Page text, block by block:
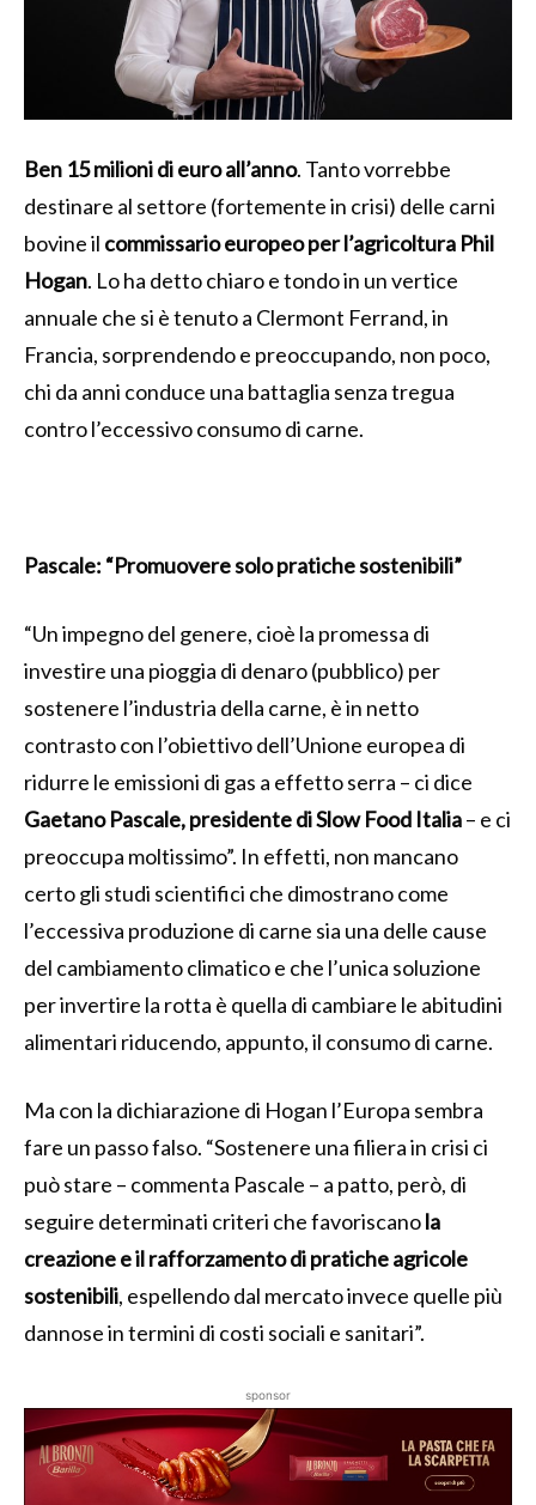
Ben 15 milioni di euro all’anno. Tanto vorrebbe
destinare al settore (fortemente in crisi) delle carni
bovine il commissario europeo per l’agricoltura Phil
Hogan. Lo ha detto chiaro e tondo in un vertice
annuale che si è tenuto a Clermont Ferrand, in
Francia, sorprendendo e preoccupando, non poco,
chi da anni conduce una battaglia senza tregua
contro l’eccessivo consumo di carne.
Pascale: “Promuovere solo pratiche sostenibili”
“Un impegno del genere, cioè la promessa di
investire una pioggia di denaro (pubblico) per
sostenere l’industria della carne, è in netto
contrasto con l’obiettivo dell’Unione europea di
ridurre le emissioni di gas a effetto serra – ci dice
Gaetano Pascale, presidente di Slow Food Italia– e ci
preoccupa moltissimo”. In effetti, non mancano
certo gli studi scientifici che dimostrano come
l’eccessiva produzione di carne sia una delle cause
del cambiamento climatico e che l’unica soluzione
per invertire la rotta è quella di cambiare le abitudini
alimentari riducendo, appunto, il consumo di carne.
Ma con la dichiarazione di Hogan l’Europa sembra
fare un passo falso. “Sostenere una filiera in crisi ci
può stare – commenta Pascale – a patto, però, di
seguire determinati criteri che favoriscanola
creazione e il rafforzamento di pratiche agricole
sostenibili, espellendo dal mercato invece quelle più
dannose in termini di costi sociali e sanitari”.
sponsor